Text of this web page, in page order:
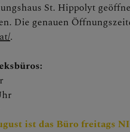
St. Hippolyt
Die genauen
.
ist das Büro freitags